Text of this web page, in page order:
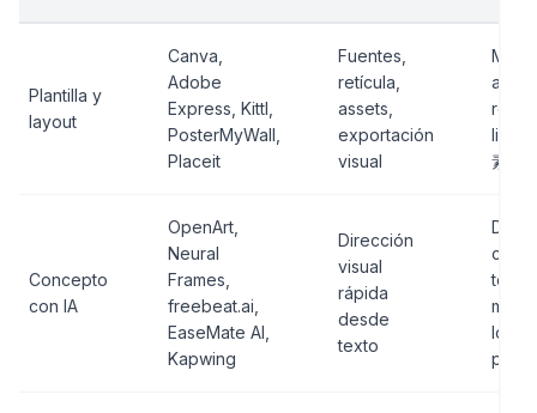
Plantilla y
layout
Canva,
Adobe
Express, Kittl,
PosterMyWall,
Placeit
Fuentes,
retícula,
assets,
exportación
visual
素材
Concepto
con IA
OpenArt,
Neural
Frames,
freebeat.ai,
EaseMate AI,
Kapwing
Dirección
visual
rápida
desde
texto
texto
logs